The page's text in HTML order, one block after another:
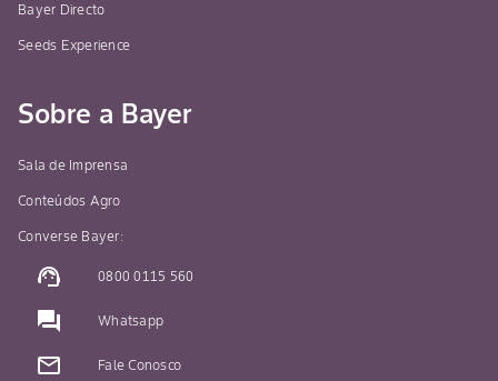
Bayer Directo
Seeds Experience
Sobre a Bayer
Sala de Imprensa
Conteúdos Agro
Converse Bayer:
support_agent 0800 0115 560
question_answer Whatsapp
mail_outline Fale Conosco